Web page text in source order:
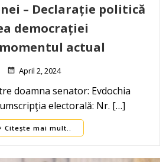
– Declarație politică
democrației
actual
April 2, 2024
doamna senator: Evdochia
electorală: Nr. […]
Citește mai mult..